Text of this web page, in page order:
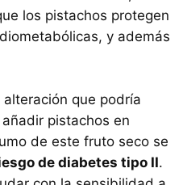
los pistachos protegen
y además
que podría
añadir pistachos en
de este fruto seco se
de diabetes tipo II.